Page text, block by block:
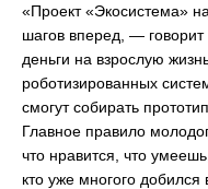
«Проект «Экосистема»
шагов вперед, —
деньги на взрослую
роботизированных
смогут собирать
Главное правило
что нравится, что
кто уже многого добился